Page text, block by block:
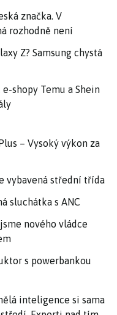
značka. V
rozhodně není
Z? Samsung chystá
shopy Temu a Shein
– Vysoký výkon za
vybavená střední třída
sluchátka s ANC
nového vládce
s powerbankou
inteligence si sama